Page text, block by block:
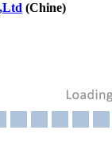
(Chine)